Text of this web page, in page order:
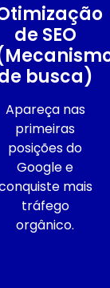
de SEO
busca)
Apareça nas
primeiras
posições do
Google e
mais
tráfego
orgânico.